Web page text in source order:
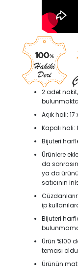
2 adet
Açık hali:
Kapalı hali:
Bijuteri
Ürünlere
da
ya da
satıcının
ip
Bijuteri
Ürün %100
teması
Ürünün